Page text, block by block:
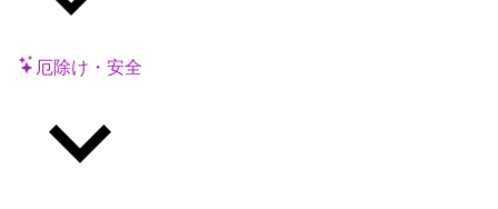
厄除け・安全